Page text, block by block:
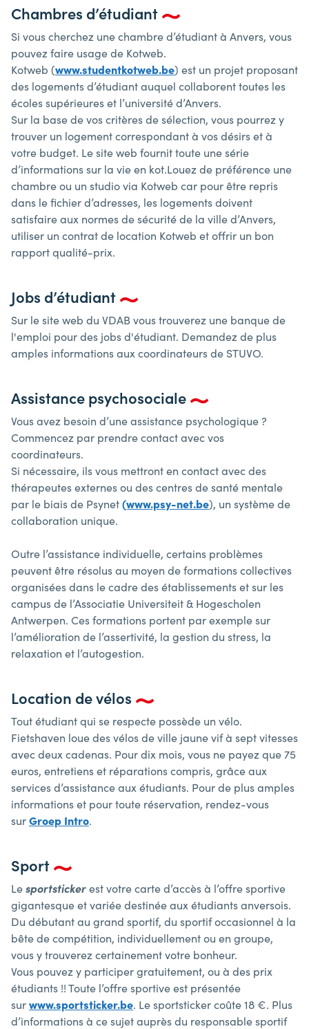
Chambres d’étudiant
Si vous cherchez une chambre d’étudiant à Anvers, vous
pouvez faire usage de Kotweb.
Kotweb (www.studentkotweb.be) est un projet proposant
des logements d’étudiant auquel collaborent toutes les
écoles supérieures et l’université d’Anvers.
Sur la base de vos critères de sélection, vous pourrez y
trouver un logement correspondant à vos désirs et à
votre budget. Le site web fournit toute une série
d’informations sur la vie en kot.Louez de préférence une
chambre ou un studio via Kotweb car pour être repris
dans le fichier d’adresses, les logements doivent
satisfaire aux normes de sécurité de la ville d’Anvers,
utiliser un contrat de location Kotweb et offrir un bon
rapport qualité-prix.
Jobs d’étudiant
Sur le site web du VDAB vous trouverez une banque de
l'emploi pour des jobs d'étudiant. Demandez de plus
amples informations aux coordinateurs de STUVO.
Assistance psychosociale
Vous avez besoin d’une assistance psychologique ?
Commencez par prendre contact avec vos
coordinateurs.
Si nécessaire, ils vous mettront en contact avec des
thérapeutes externes ou des centres de santé mentale
par le biais de Psynet(www.psy-net.be), un système de
collaboration unique.
Outre l’assistance individuelle, certains problèmes
peuvent être résolus au moyen de formations collectives
organisées dans le cadre des établissements et sur les
campus de l’Associatie Universiteit & Hogescholen
Antwerpen. Ces formations portent par exemple sur
l’amélioration de l’assertivité, la gestion du stress, la
relaxation et l’autogestion.
Location de vélos
Tout étudiant qui se respecte possède un vélo.
Fietshaven loue des vélos de ville jaune vif à sept vitesses
avec deux cadenas. Pour dix mois, vous ne payez que 75
euros, entretiens et réparations compris, grâce aux
services d’assistance aux étudiants. Pour de plus amples
informations et pour toute réservation, rendez-vous
surGroep Intro.
Sport
Lesportstickerest votre carte d’accès à l’offre sportive
gigantesque et variée destinée aux étudiants anversois.
Du débutant au grand sportif, du sportif occasionnel à la
bête de compétition, individuellement ou en groupe,
vous y trouverez certainement votre bonheur.
Vous pouvez y participer gratuitement, ou à des prix
étudiants !! Toute l’offre sportive est présentée
surwww.sportsticker.be. Le sportsticker coûte 18 €. Plus
d’informations à ce sujet auprès du responsable sportif